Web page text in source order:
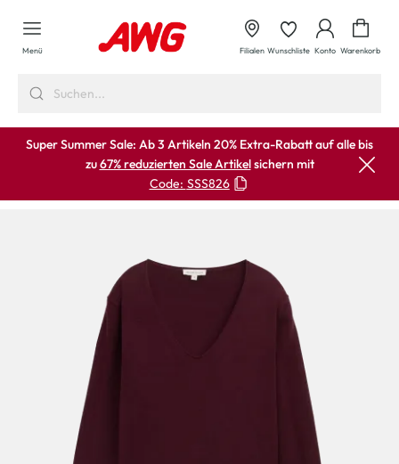
springen
Menü Filialen Wunschliste Konto Warenkorb
Super Summer Sale: Ab 3 Artikeln 20% Extra-Rabatt auf alle bis
zu67% reduzierten Sale Artikelsichern mit
Code: SSS826